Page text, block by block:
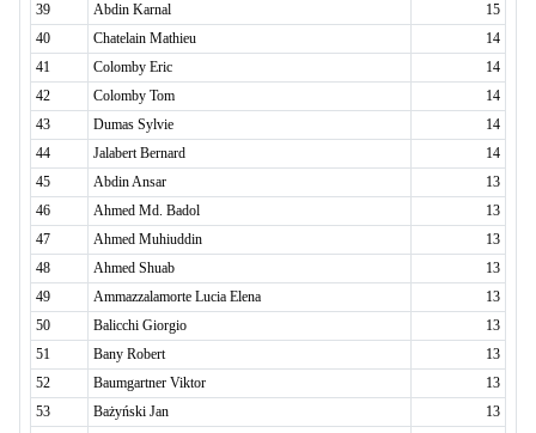
39
Abdin Karnal
15
40
Chatelain Mathieu
14
41
Colomby Eric
14
42
Colomby Tom
14
43
Dumas Sylvie
14
44
Jalabert Bernard
14
45
Abdin Ansar
13
46
Ahmed Md. Badol
13
47
Ahmed Muhiuddin
13
48
Ahmed Shuab
13
49
Ammazzalamorte Lucia Elena
13
50
Balicchi Giorgio
13
51
Bany Robert
13
52
Baumgartner Viktor
13
53
Bażyński Jan
13